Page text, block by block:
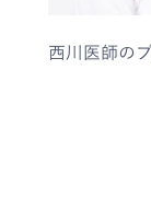
西川医師の